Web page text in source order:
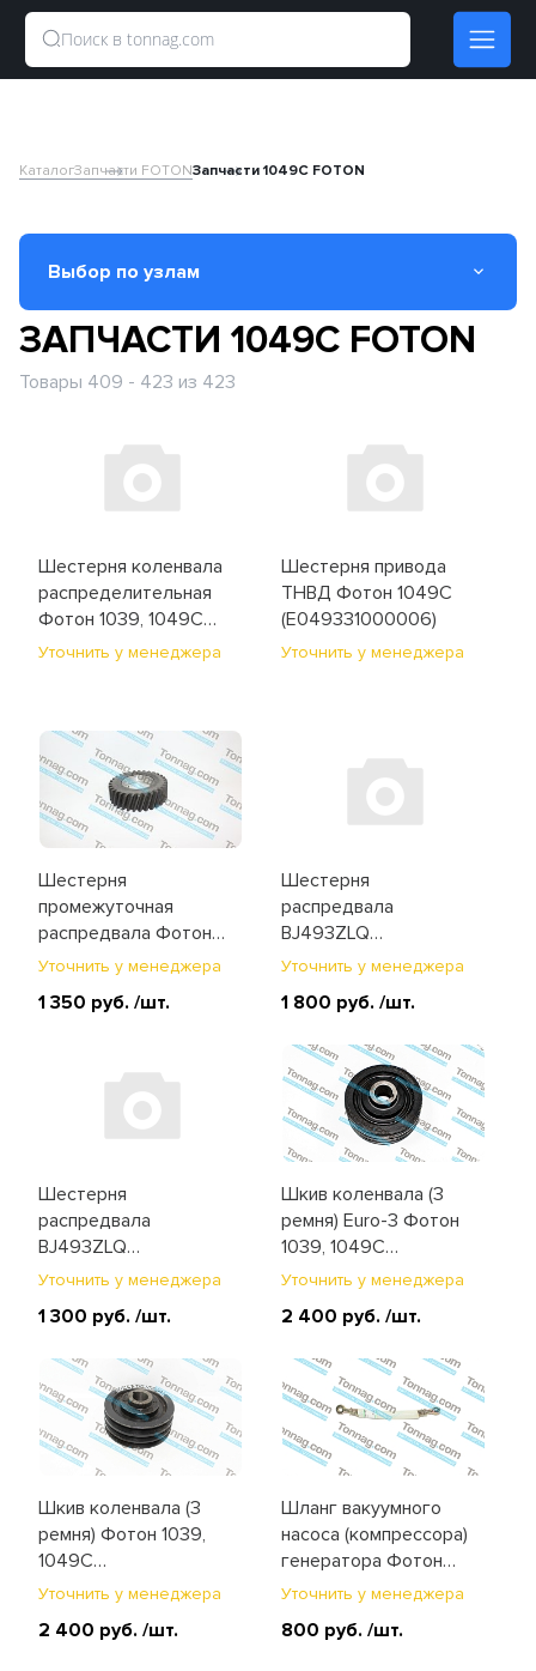
КаталогЗапчасти FOTONЗапчасти 1049C FOTON
Выбор по узлам
Вал карданный
Двигатель
Мосты
Отопитель и стеклоочиститель
Система впуска и выпуска
Система охлаждения
Сцепление
Топливная система
Тормозная система
ЗАПЧАСТИ 1049C FOTON
Товары 409 - 423 из 423
Шестерня коленвала
распределительная
Фотон 1039, 1049C
(E049304000033)
Уточнить у менеджера
Шестерня привода
ТНВД Фотон 1049C
(E049331000006)
Уточнить у менеджера
Шестерня
промежуточная
распредвала Фотон
1039, 1049C
Уточнить у менеджера
1 350 руб. /шт.
Шестерня
распредвала
BJ493ZLQ
(промежуточная
1049C
(E049305000022)
Уточнить у менеджера
1 800 руб. /шт.
Шестерня
распредвала
BJ493ZLQ
(промежуточная
1049C
(E049305000020)
Уточнить у менеджера
1 300 руб. /шт.
Шкив коленвала (3
ремня) Euro-3 Фотон
1039, 1049C
(E049304000068)
Уточнить у менеджера
2 400 руб. /шт.
Шкив коленвала (3
ремня) Фотон 1039,
1049C
(E049304000016)
Уточнить у менеджера
2 400 руб. /шт.
Шланг вакуумного
насоса (компрессора)
генератора Фотон
1039, 1049C
Уточнить у менеджера
800 руб. /шт.